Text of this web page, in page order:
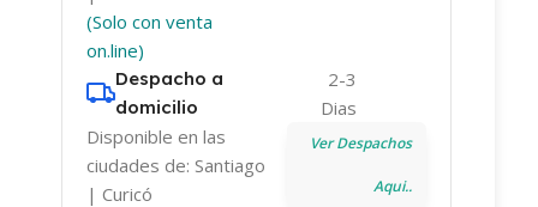
(Solo con venta
on.line)
Despacho a
domicilio
Disponible en las
ciudades de: Santiago
| Curicó
2-3
Dias
Ver Despachos
Aqui..